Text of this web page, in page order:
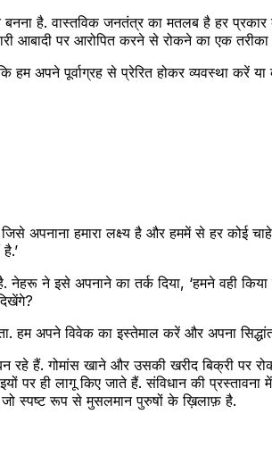
है. वास्तविक जनतंत्र का मतलब है हर प्रकार की
आबादी पर आरोपित करने से रोकने का एक तरीका
अपने पूर्वाग्रह से प्रेरित होकर व्यवस्था करें या
अपनाना हमारा लक्ष्य है और हममें से हर कोई
है. नेहरू ने इसे अपनाने का तर्क दिया, ‘हमने वही
हम अपने विवेक का इस्तेमाल करें और अपना
बन रहे हैं. गोमांस खाने और उसकी खरीद बिक्री
ही लागू किए जाते हैं. संविधान की प्रस्तावना
जो स्पष्ट रूप से मुसलमान पुरुषों के ख़िलाफ़ है.